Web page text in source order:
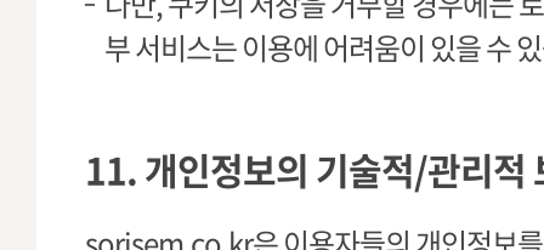
부 서비스는 이용에 어려움이 있을 수
11. 개인정보의 기술적/관리적